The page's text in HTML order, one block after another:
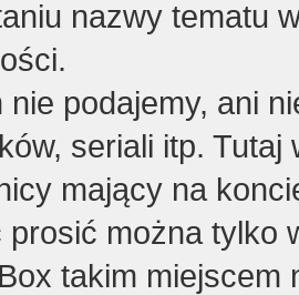
nazwy tematu
nie podajemy, ani
seriali itp. Tutaj
mający na
prosić można tylko
takim miejscem